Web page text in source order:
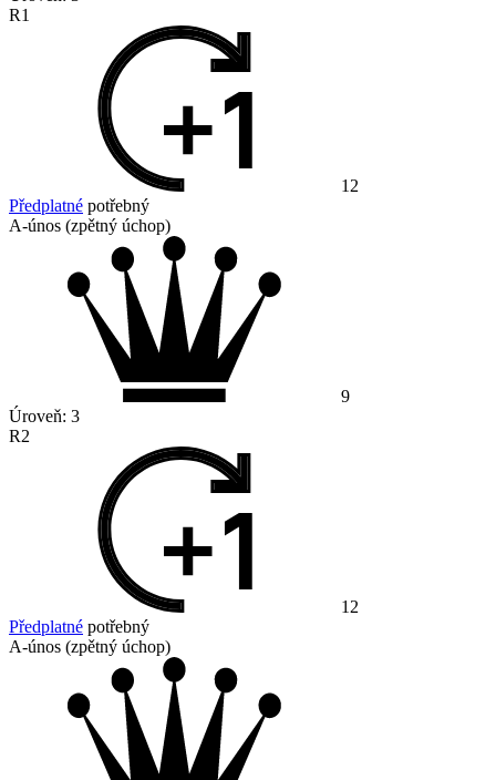
R1
12
Předplatné potřebný
A-únos (zpětný úchop)
9
Úroveň: 3
R2
12
Předplatné potřebný
A-únos (zpětný úchop)